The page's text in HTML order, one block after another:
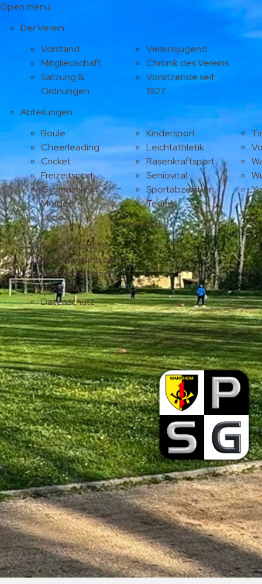
Open menu
Der Verein
Vorstand
Mitgliedschaft
Satzung &
Ordnungen
Vereinsjugend
Chronik des Vereins
Vorsitzende seit
1927
Abteilungen
Boule
Cheerleading
Cricket
Freizeitsport
Gymnastik am
Morgen
Judo
Kindersport
Leichtathletik
Rasenkraftsport
Seniovital
Sportabzeichen
Tennis
Kontakt
Geschäftsstelle
Abteilungsleitungen
Ansprechpartner
Impressum
Datenschutz